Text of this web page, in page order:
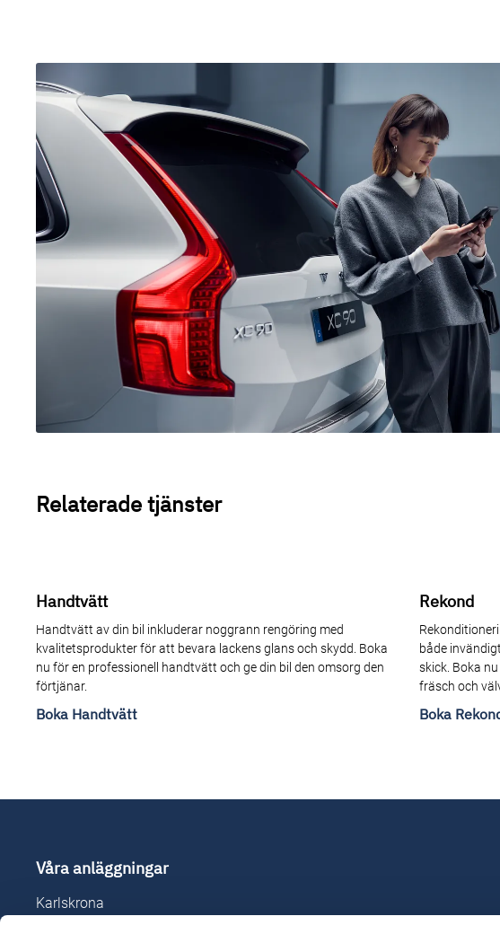
Relaterade tjänster
Handtvätt
Handtvätt av din bil inkluderar noggrann rengöring med
kvalitetsprodukter för att bevara lackens glans och skydd. Boka
nu för en professionell handtvätt och ge din bil den omsorg den
förtjänar.
Boka Handtvätt
Rekond
både
skick. Boka
fräsch och
Boka
Våra anläggningar
Karlskrona